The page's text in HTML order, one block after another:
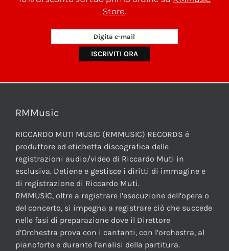
Store.
RMMusic
RICCARDO MUTI MUSIC (RMMUSIC) RECORDS è
produttore ed etichetta discografica delle
registrazioni audio/video di Riccardo Muti in
esclusiva. Detiene e gestisce i diritti di immagine e
di registrazione di Riccardo Muti.
RMMUSIC, oltre a registrare l’esecuzione dell’opera o
del concerto, si impegna a registrare ciò che succede
nelle fasi di preparazione dove il Direttore
d’Orchestra prova con i cantanti, con l’orchestra, al
pianoforte e durante l’analisi della partitura.